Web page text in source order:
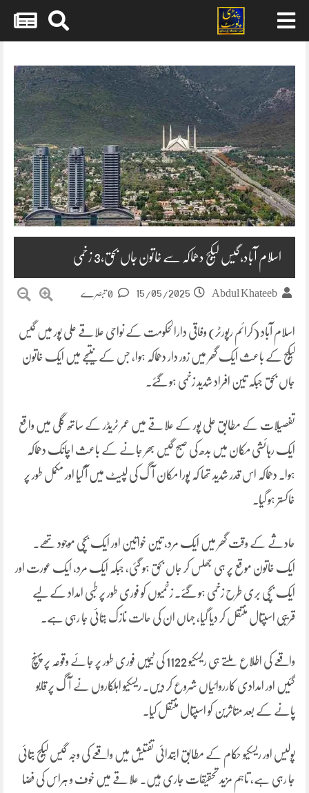
content
اسلام آباد،گیس لیکج دھماکہ سے خاتون جاں بحق،3 زخمی
Abdul Khateeb
15/05/2025
اسلام آباد (کرائم رپورٹر) وفاقی دارالحکومت کے نواحی علاقے علی پور میں گیس
لیکج کے باعث ایک گھر میں زور دار دھماکہ ہوا، جس کے نتیجے میں ایک خاتون
جاں بحق جبکہ تین افراد شدید زخمی ہو گئے۔
تفصیلات کے مطابق علی پور کے علاقے میں عمر ٹریڈر کے ساتھ گلی میں واقع
ایک رہائشی مکان میں بدھ کی صبح گیس بھر جانے کے باعث اچانک دھماکہ
ہوا۔ دھماکہ اس قدر شدید تھا کہ پورا مکان آگ کی لپیٹ میں آ گیا اور مکمل طور پر
خاکستر ہو گیا۔
حادثے کے وقت گھر میں ایک مرد، تین خواتین اور ایک بچی موجود تھے۔
ایک خاتون موقع پر ہی جھلس کر جاں بحق ہو گئی، جبکہ ایک مرد، ایک عورت اور
ایک بچی بری طرح زخمی ہو گئے۔ زخمیوں کو فوری طور پر طبی امداد کے لیے
قریبی اسپتال منتقل کر دیا گیا، جہاں ان کی حالت نازک بتائی جا رہی ہے۔
واقعے کی اطلاع ملتے ہی ریسکیو 1122 کی ٹیمیں فوری طور پر جائے وقوعہ پر پہنچ
گئیں اور امدادی کارروائیاں شروع کر دیں۔ ریسکیو اہلکاروں نے آگ پر قابو
پانے کے بعد متاثرین کو اسپتال منتقل کیا۔
پولیس اور ریسکیو حکام کے مطابق ابتدائی تفتیش میں واقعے کی وجہ گیس لیکج بتائی
جا رہی ہے، تاہم مزید تحقیقات جاری ہیں۔ علاقے میں خوف و ہراس کی فضا